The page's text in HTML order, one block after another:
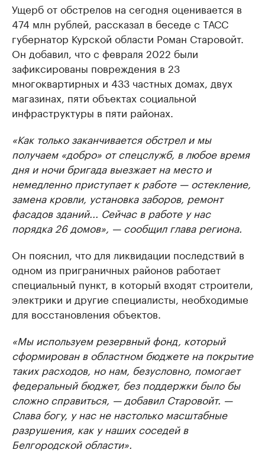
Ущерб от обстрелов на сегодня оценивается в
474 млн рублей, рассказал в беседе с ТАСС
губернатор Курской области Роман Старовойт.
Он добавил, что с февраля 2022 были
зафиксированы повреждения в 23
многоквартирных и 433 частных домах, двух
магазинах, пяти объектах социальной
инфраструктуры в пяти районах.
«Как только заканчивается обстрел и мы
получаем «добро» от спецслужб, в любое время
дня и ночи бригада выезжает на место и
немедленно приступает к работе — остекление,
замена кровли, установка заборов, ремонт
фасадов зданий... Сейчас в работе у нас
порядка 26 домов», — сообщил глава региона.
Он пояснил, что для ликвидации последствий в
одном из приграничных районов работает
специальный пункт, в который входят строители,
электрики и другие специалисты, необходимые
для восстановления объектов.
«Мы используем резервный фонд, который
сформирован в областном бюджете на покрытие
таких расходов, но нам, безусловно, помогает
федеральный бюджет, без поддержки было бы
сложно справиться, — добавил Старовойт. —
Слава богу, у нас не настолько масштабные
разрушения, как у наших соседей в
Белгородской области».